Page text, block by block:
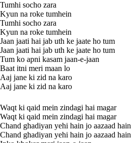
Tumhi socho zara
Kyun na roke tumhein
Tumhi socho zara
Kyun na roke tumhein
Jaan jaati hai jab uth ke jaate ho tum
Jaan jaati hai jab uth ke jaate ho tum
Tum ko apni kasam jaan-e-jaan
Baat itni meri maan lo
Aaj jane ki zid na karo
Aaj jane ki zid na karo
Waqt ki qaid mein zindagi hai magar
Waqt ki qaid mein zindagi hai magar
Chand ghadiyan yehi hain jo aazaad hain
Chand ghadiyan yehi hain jo aazaad hain